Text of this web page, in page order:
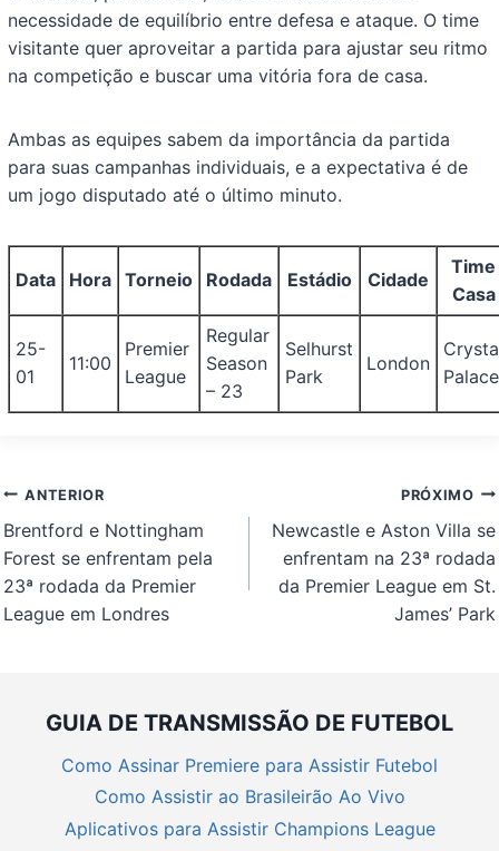
necessidade de equilíbrio entre defesa e ataque. O time
visitante quer aproveitar a partida para ajustar seu ritmo
na competição e buscar uma vitória fora de casa.
Ambas as equipes sabem da importância da partida
para suas campanhas individuais, e a expectativa é de
um jogo disputado até o último minuto.
Data Hora Torneio Rodada Estádio Cidade
Time
Casa
25-
01
11:00
Premier
League
Regular
Season
– 23
Selhurst
Park
London
Palace
Navegação
de
Post
ANTERIOR
Brentford e Nottingham
Forest se enfrentam pela
23ª rodada da Premier
League em Londres
PRÓXIMO
Newcastle e Aston Villa se
enfrentam na 23ª rodada
da Premier League em St.
James’ Park
GUIA DE TRANSMISSÃO DE FUTEBOL
Como Assinar Premiere para Assistir Futebol
Como Assistir ao Brasileirão Ao Vivo
Aplicativos para Assistir Champions League